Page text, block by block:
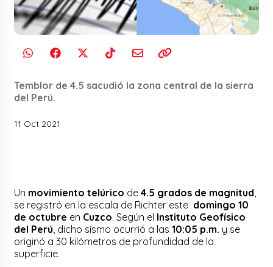
Temblor de 4.5 sacudió la zona central de la sierra
del Perú.
11 Oct 2021
Un movimiento telúrico de 4.5 grados de magnitud
se registró en la escala de Richter este domingo 10
de octubre en Cuzco. Según el Instituto Geofísico
del Perú , dicho sismo ocurrió a las10:05 p.m. y se
originó a 30 kilómetros de profundidad de la
superficie.